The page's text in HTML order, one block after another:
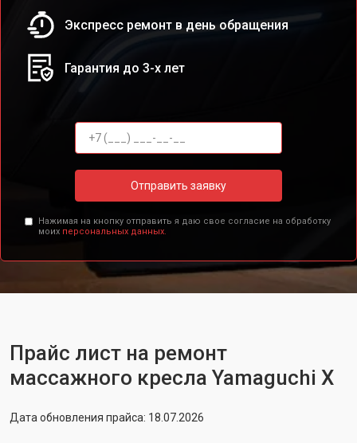
Экспресс ремонт в день обращения
Гарантия до 3-х лет
Отправить заявку
Нажимая на кнопку отправить я даю свое согласие на обработку
моих персональных данных.
Прайс лист на ремонт
массажного кресла Yamaguchi X
Дата обновления прайса: 18.07.2026